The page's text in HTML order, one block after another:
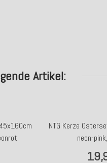
Artikel:
NTG Kerze
neon-